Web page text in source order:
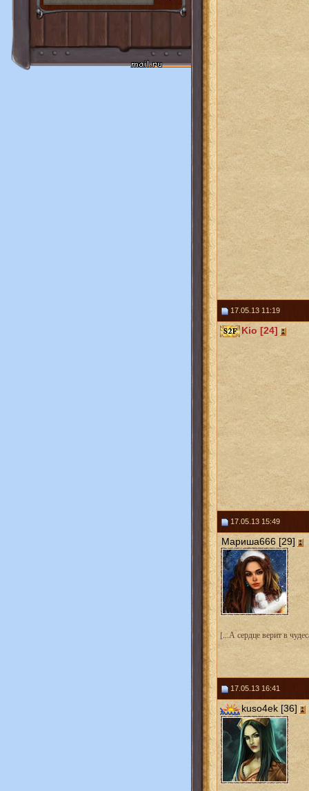
17.05.13 11:19
Kio [24]
17.05.13 15:49
Мариша666 [29]
[...А сердце верит в
17.05.13 16:41
kuso4ek [36]